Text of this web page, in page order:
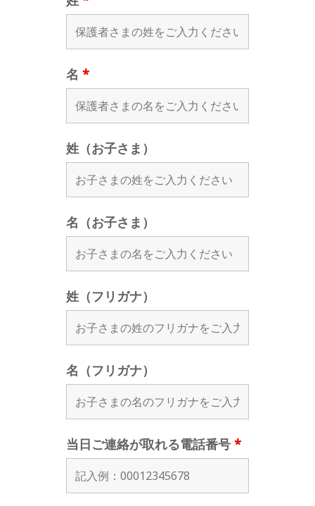
名 *
姓（お子さま）
名（お子さま）
姓（フリガナ）
名（フリガナ）
当日ご連絡が取れる電話番号 *